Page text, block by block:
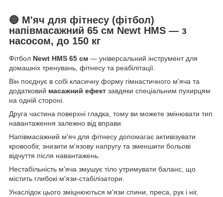
🔵 М'яч для фітнесу (фітбол)
напівмасажний 65 см Newt HMS — з
насосом, до 150 кг
Фітбол Newt HMS 65 см — універсальний інструмент для
домашніх тренувань, фітнесу та реабілітації.
Він поєднує в собі класичну форму гімнастичного м'яча та
додатковий масажний ефект завдяки спеціальним пухирцям
на одній стороні.
Друга частина поверхні гладка, тому ви можете змінювати тип
навантаження залежно від вправи.
Напівмасажний м'яч для фітнесу допомагає активізувати
кровообіг, знизити м'язову напругу та зменшити больові
відчуття після навантажень.
Нестабільність м'яча змушує тіло утримувати баланс, що
містить глибокі м'язи-стабілізатори.
Унаслідок цього зміцнюються м'язи спини, преса, рук і ніг,